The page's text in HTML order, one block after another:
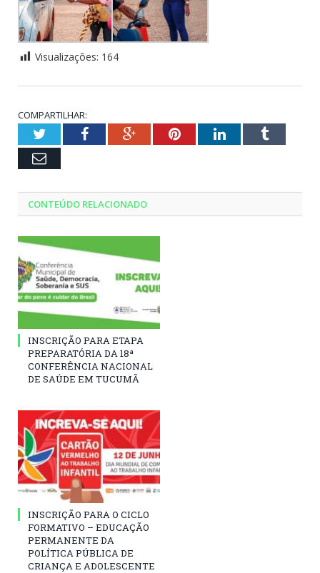
Visualizações: 164
COMPARTILHAR:
TwitterFacebookGoogle+PinterestLinkedInTumblr
Email
CONTEÚDO RELACIONADO
INSCRIÇÃO PARA ETAPA
PREPARATÓRIA DA 18ª
CONFERÊNCIA NACIONAL
DE SAÚDE EM TUCUMÃ
INSCRIÇÃO PARA O CICLO
FORMATIVO – EDUCAÇÃO
PERMANENTE DA
POLÍTICA PÚBLICA DE
CRIANÇA E ADOLESCENTE